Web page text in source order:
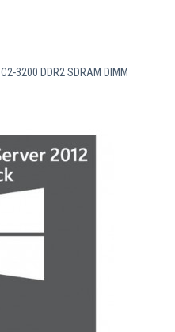
3200 DDR2 SDRAM DIMM